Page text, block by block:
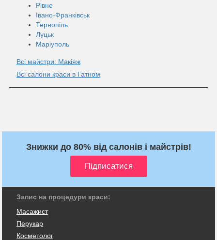
Рівне
Івано-Франківськ
Тернопіль
Луцьк
Маріуполь
Всі майстри: Макіяж
Всі салони краси в Гатном
Знижки до 80% від салонів і майстрів!
Запис на процедури краси:
Масажист
Перукар
Косметолог